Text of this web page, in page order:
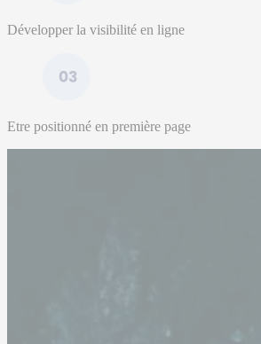
Développer la visibilité en ligne
Etre positionné en première page